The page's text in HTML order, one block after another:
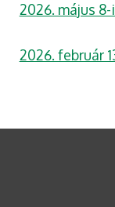
2026. május
2026. február